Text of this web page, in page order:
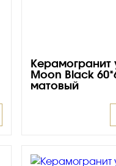
Moon Black
матовый